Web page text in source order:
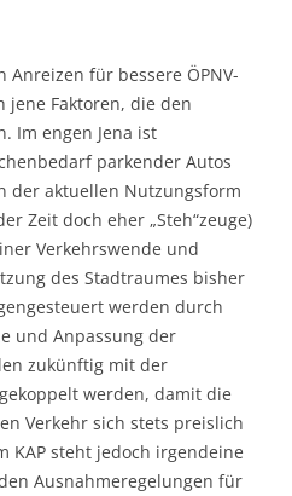
Anreizen für bessere ÖPNV-
jene Faktoren, die den
Im engen Jena ist
parkender Autos
der aktuellen Nutzungsform
Zeit doch eher „Steh“zeuge)
Verkehrswende und
des Stadtraumes bisher
werden durch
und Anpassung der
zukünftig mit der
werden, damit die
Verkehr sich stets preislich
KAP steht jedoch irgendeine
Ausnahmeregelungen für